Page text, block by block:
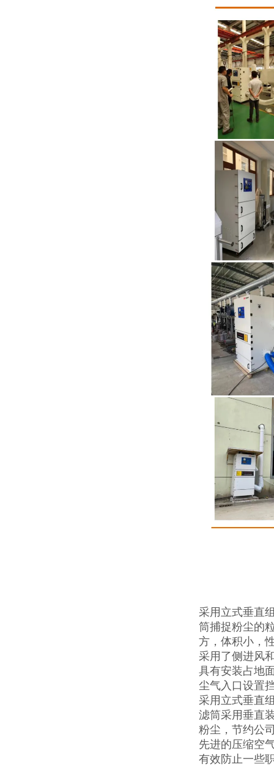
采用立式垂直
筒捕捉粉尘的
方，体积小，
采用了侧进风
具有安装占地
尘气入口设置
采用立式垂直
滤筒采用垂直
粉尘，节约公
先进的压缩空
有效防止一些